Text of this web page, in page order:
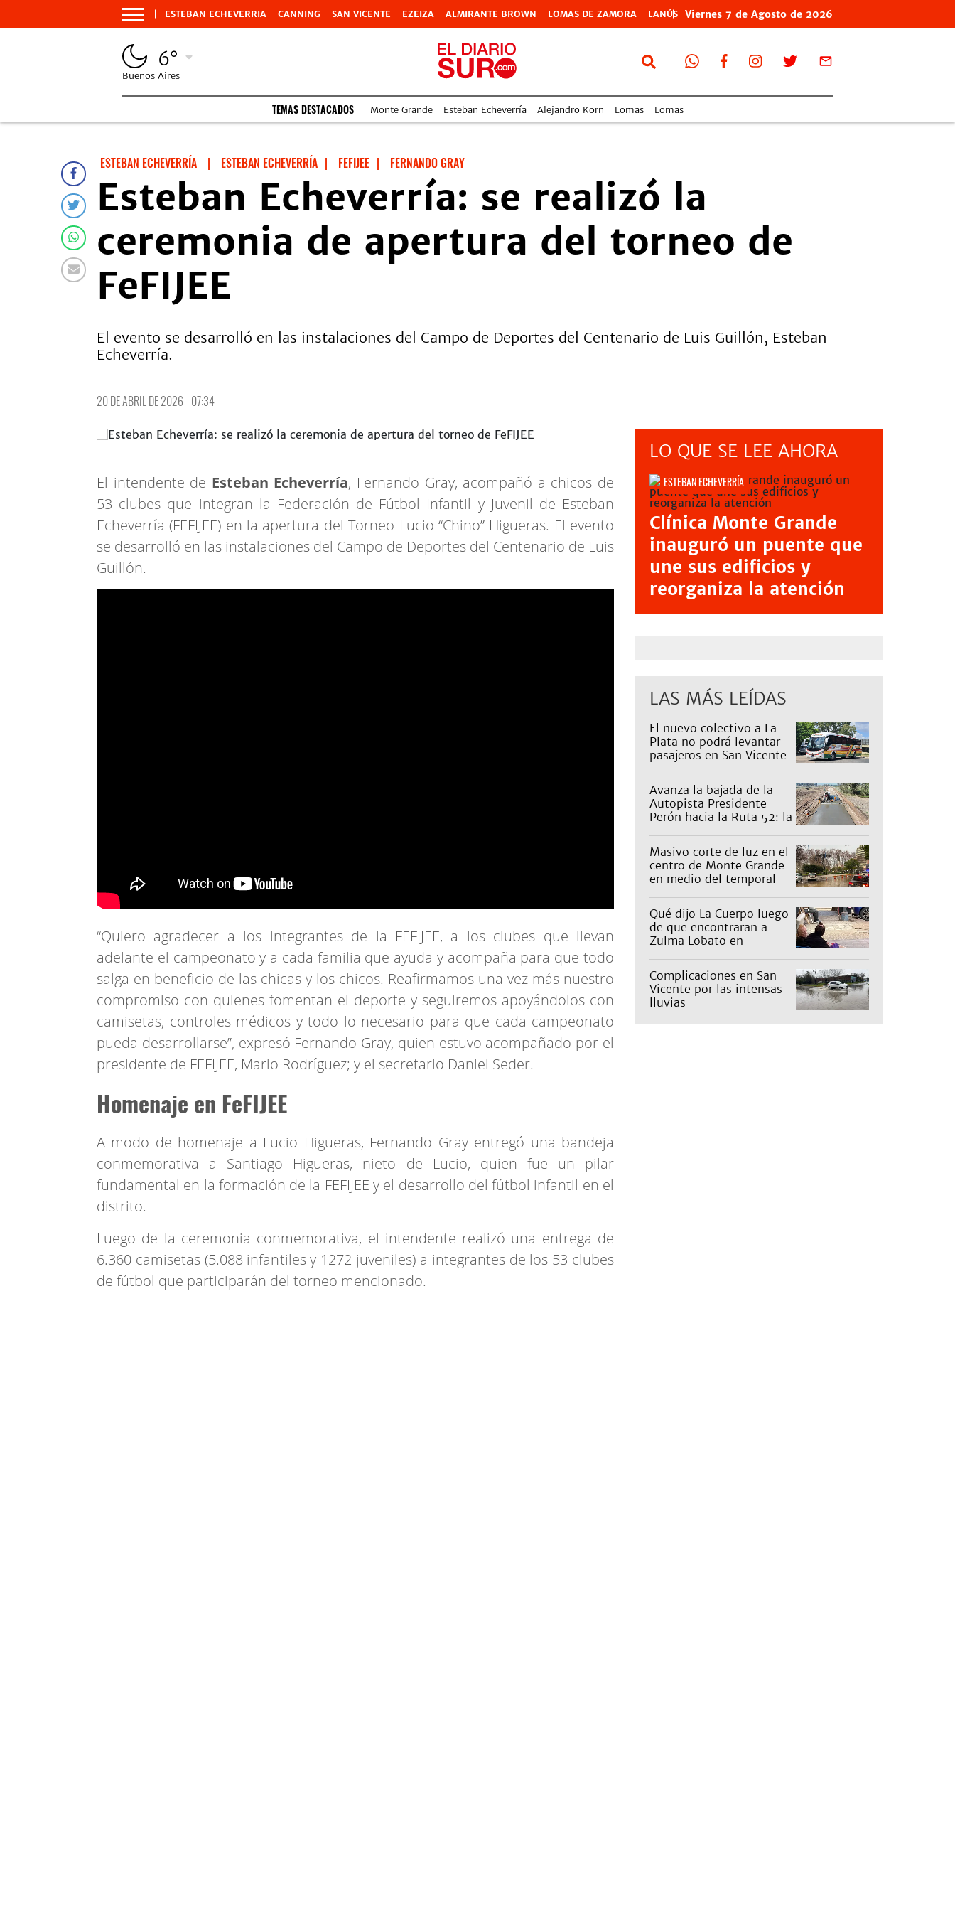
ESTEBAN ECHEVERRIA CANNING SAN VICENTE EZEIZA ALMIRANTE BROWN LOMAS DE ZAMORA LANÚS Viernes 7 de Agosto de 2026
6°
Buenos Aires
TEMAS DESTACADOS Monte Grande Esteban Echeverría Alejandro Korn Lomas Lomas
ESTEBAN ECHEVERRÍA | ESTEBAN ECHEVERRÍA | FEFIJEE | FERNANDO GRAY
Esteban Echeverría: se realizó la
ceremonia de apertura del torneo de
FeFIJEE
El evento se desarrolló en las instalaciones del Campo de Deportes del Centenario de Luis Guillón, Esteban
Echeverría.
20 DE ABRIL DE 2026 - 07:34
El intendente de Esteban Echeverría, Fernando Gray, acompañó a chicos de
53 clubes que integran la Federación de Fútbol Infantil y Juvenil de Esteban
Echeverría (FEFIJEE) en la apertura del Torneo Lucio “Chino” Higueras. El evento
se desarrolló en las instalaciones del Campo de Deportes del Centenario de Luis
Guillón.
“Quiero agradecer a los integrantes de la FEFIJEE, a los clubes que llevan
adelante el campeonato y a cada familia que ayuda y acompaña para que todo
salga en beneficio de las chicas y los chicos. Reafirmamos una vez más nuestro
compromiso con quienes fomentan el deporte y seguiremos apoyándolos con
camisetas, controles médicos y todo lo necesario para que cada campeonato
pueda desarrollarse”, expresó Fernando Gray, quien estuvo acompañado por el
presidente de FEFIJEE, Mario Rodríguez; y el secretario Daniel Seder.
Homenaje en FeFIJEE
A modo de homenaje a Lucio Higueras, Fernando Gray entregó una bandeja
conmemorativa a Santiago Higueras, nieto de Lucio, quien fue un pilar
fundamental en la formación de la FEFIJEE y el desarrollo del fútbol infantil en el
distrito.
Luego de la ceremonia conmemorativa, el intendente realizó una entrega de
6.360 camisetas (5.088 infantiles y 1272 juveniles) a integrantes de los 53 clubes
de fútbol que participarán del torneo mencionado.
LO QUE SE LEE AHORA
ESTEBAN ECHEVERRÍA
Clínica Monte Grande
inauguró un puente que
une sus edificios y
reorganiza la atención
LAS MÁS LEÍDAS
El nuevo colectivo a La
Plata no podrá levantar
pasajeros en San Vicente
Avanza la bajada de la
Autopista Presidente
Perón hacia la Ruta 52: la
Masivo corte de luz en el
centro de Monte Grande
en medio del temporal
Qué dijo La Cuerpo luego
de que encontraran a
Zulma Lobato en
Complicaciones en San
Vicente por las intensas
lluvias